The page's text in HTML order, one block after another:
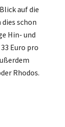
auf die
schon
Hin- und
Euro pro
Rhodos.